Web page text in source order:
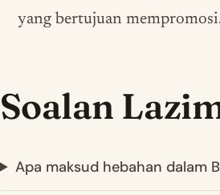
yang bertujuan
Soalan
Apa maksud hebahan dalam